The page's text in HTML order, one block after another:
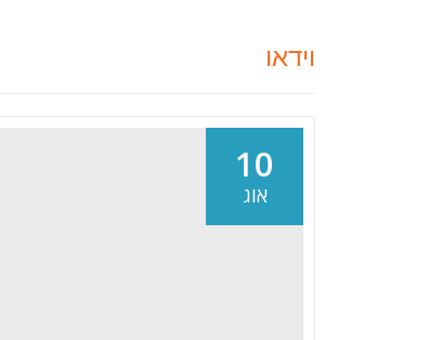
וידאו
10
אוג